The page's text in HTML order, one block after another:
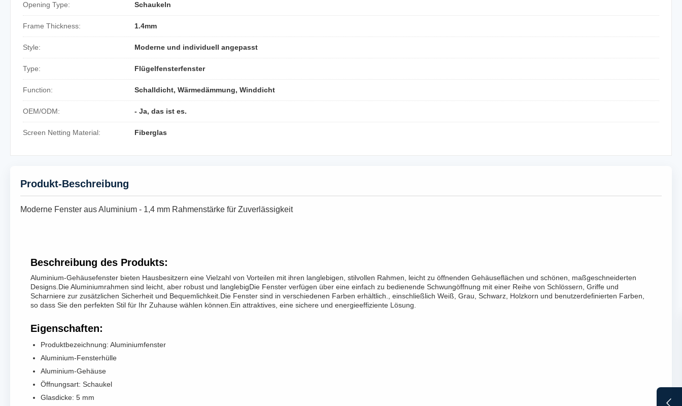
Opening Type: Schaukeln
Frame Thickness: 1.4mm
Style: Moderne und individuell angepasst
Type: Flügelfensterfenster
Function: Schalldicht, Wärmedämmung, Winddicht
OEM/ODM: - Ja, das ist es.
Screen Netting Material: Fiberglas
Produkt-Beschreibung
Moderne Fenster aus Aluminium - 1,4 mm Rahmenstärke für Zuverlässigkeit
Beschreibung des Produkts:
Aluminium-Gehäusefenster bieten Hausbesitzern eine Vielzahl von Vorteilen mit ihren langlebigen, stilvollen Rahmen, leicht zu öffnenden Gehäuseflächen und schönen, maßgeschneiderten
Designs.Die Aluminiumrahmen sind leicht, aber robust und langlebigDie Fenster verfügen über eine einfach zu bedienende Schwungöffnung mit einer Reihe von Schlössern, Griffe und
Scharniere zur zusätzlichen Sicherheit und Bequemlichkeit.Die Fenster sind in verschiedenen Farben erhältlich., einschließlich Weiß, Grau, Schwarz, Holzkorn und benutzerdefinierten Farben,
so dass Sie den perfekten Stil für Ihr Zuhause wählen können.Ein attraktives, eine sichere und energieeffiziente Lösung.
Eigenschaften:
Produktbezeichnung: Aluminiumfenster
Aluminium-Fensterhülle
Aluminium-Gehäuse
Öffnungsart: Schaukel
Glasdicke: 5 mm